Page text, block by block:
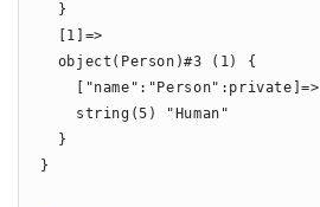
  }
  [1]=>
  object(Person)#3 (1) {
    ["name":"Person":private]=>
    string(5) "Human"
  }
}